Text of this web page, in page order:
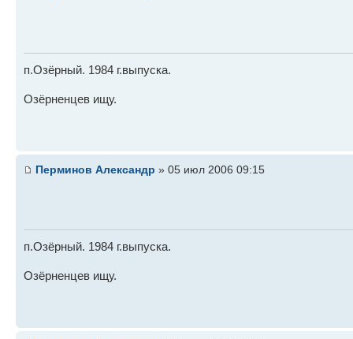
п.Озёрный. 1984 г.выпуска.
Озёрненцев ищу.
Перминов Александр » 05 июл 2006 09:15
п.Озёрный. 1984 г.выпуска.
Озёрненцев ищу.